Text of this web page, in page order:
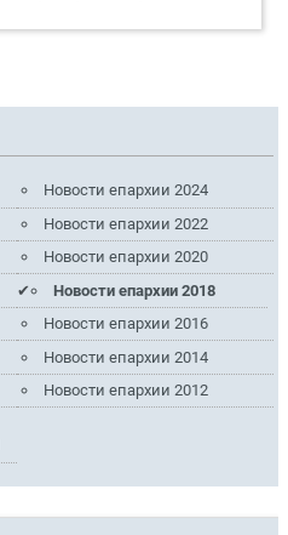
Новости епархии 2024
Новости епархии 2022
Новости епархии 2020
Новости епархии 2018
Новости епархии 2016
Новости епархии 2014
Новости епархии 2012